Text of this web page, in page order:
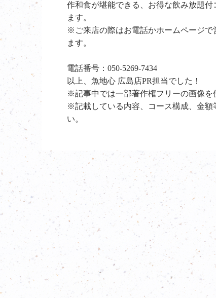
作和食が堪能できる、お得な飲み放題
ます。
※ご来店の際はお電話かホームページ
ます。
電話番号：050-5269-7434
以上、魚地心 広島店PR担当でした！
※記事中では一部著作権フリーの画像を
※記載している内容、コース構成、金額
い。